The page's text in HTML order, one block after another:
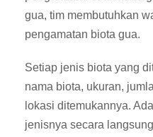
gua, tim membutuhkan
pengamatan biota gua.
Setiap jenis biota yang
nama biota, ukuran,
lokasi ditemukannya.
jenisnya secara